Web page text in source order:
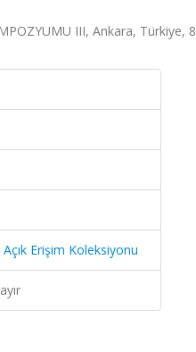
III, Ankara, Türkiye,
Açık Erişim Koleksiyonu